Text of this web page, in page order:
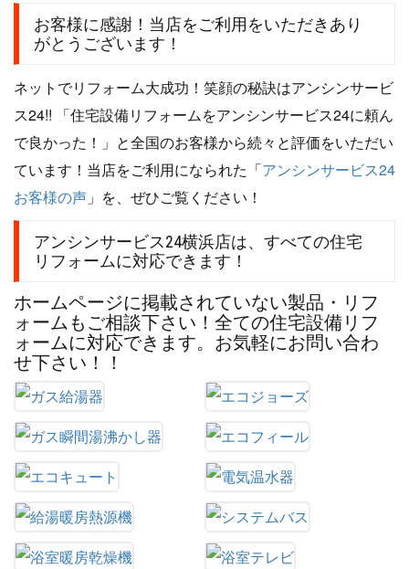
お客様に感謝！当店をご利用をいただきあり
がとうございます！
ネットでリフォーム大成功！笑顔の秘訣はアンシンサービ
ス24!! 「住宅設備リフォームをアンシンサービス24に頼ん
で良かった！」と全国のお客様から続々と評価をいただい
ています！当店をご利用になられた「アンシンサービス24
お客様の声 」を、ぜひご覧ください！
アンシンサービス24横浜店は、すべての住宅
リフォームに対応できます！
ホームページに掲載されていない製品・リフ
ォームもご相談下さい！全ての住宅設備リフ
ォームに対応できます。お気軽にお問い合わ
せ下さい！！